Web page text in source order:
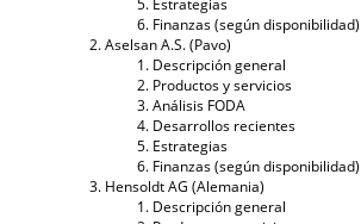
Finanzas (según disponibilidad)
Aselsan A.S. (Pavo)
Descripción general
Productos y servicios
Análisis FODA
Desarrollos recientes
Estrategias
Finanzas (según disponibilidad)
Hensoldt AG (Alemania)
Descripción general